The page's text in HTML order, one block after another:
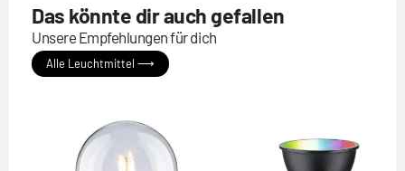
Das könnte dir auch gefallen
Unsere Empfehlungen für dich
Alle Leuchtmittel ⟶